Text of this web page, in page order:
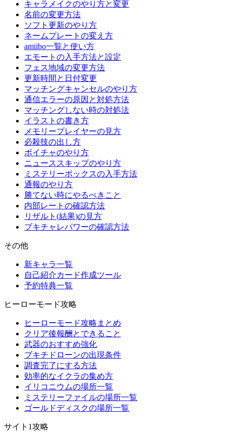
キャラメイクのやり方と変更
名前の変更方法
ソフト更新のやり方
ネームプレートの変え方
amiibo一覧と使い方
エモートの入手方法と設定
フェス地域の変更方法
更新時間と日付変更
マッチングキャンセルのやり方
通信エラーの原因と対処方法
マッチングしない時の対処法
イラストの書き方
メモリープレイヤーの見方
必殺技の出し方
ボイチャのやり方
ニューススキップのやり方
ミステリーボックスの入手方法
通報のやり方
勝てない時にやるべきこと
内部レートの確認方法
リザルト(結果)の見方
ブキチャレパワーの確認方法
その他
新キャラ一覧
自己紹介カード作成ツール
予約特典一覧
ヒーローモード攻略
ヒーローモード攻略まとめ
クリア後報酬とできること
武器のおすすめ強化
ブキチドローンの出現条件
調査完了にする方法
効率的なイクラの集め方
イリコニウムの場所一覧
ミステリーファイルの場所一覧
ゴールドディスクの場所一覧
サイト1攻略